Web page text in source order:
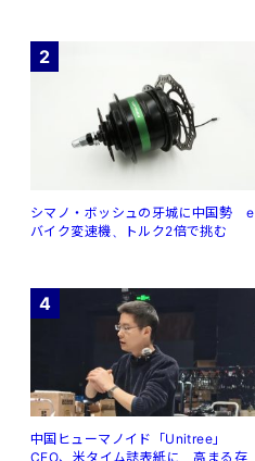
2
シマノ・ボッシュの牙城に中国勢 e
バイク変速機、トルク2倍で挑む
4
中国ヒューマノイド「Unitree」
CEO、米タイム誌表紙に 高まる存